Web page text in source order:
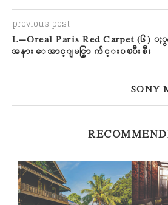
previous post
L’Oreal Paris Red Carpet (၆)
အနား ေအာင္ျမင္စြာ က်င္းပၿပီးစီး
SONY